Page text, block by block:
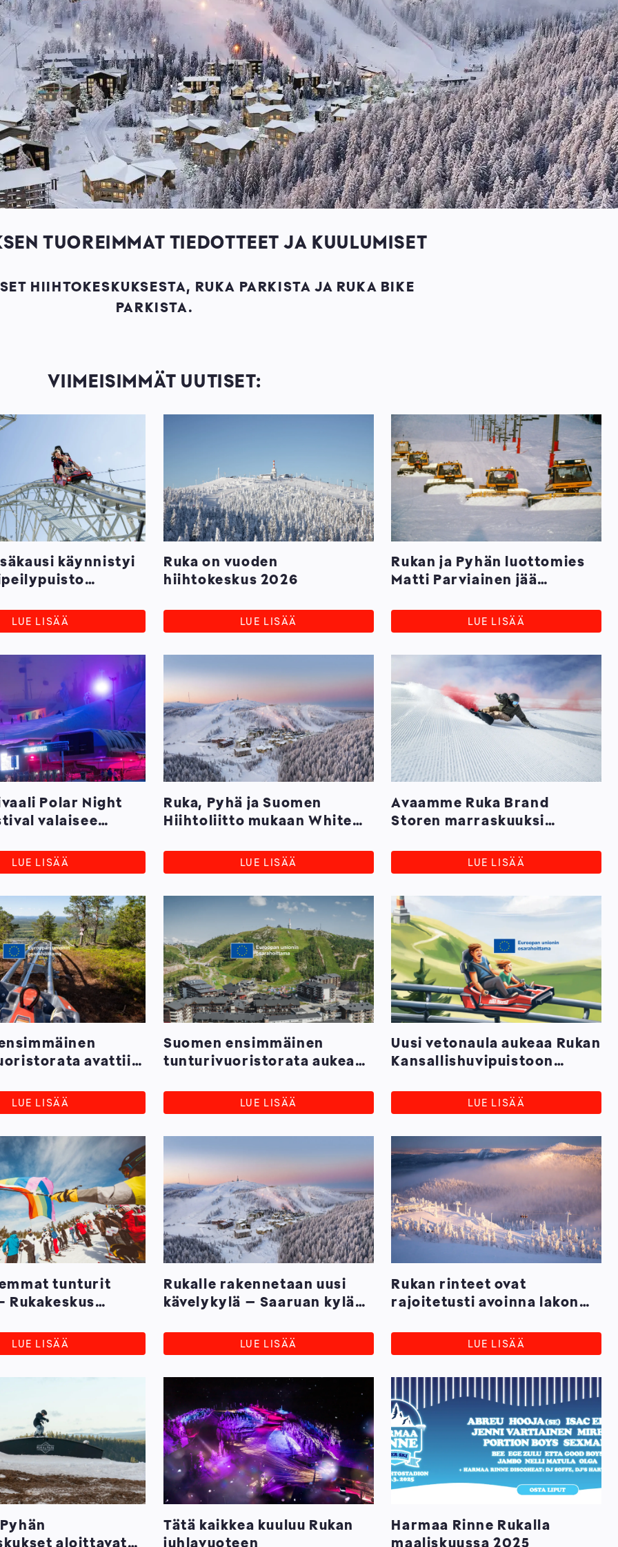
TUOREIMMAT TIEDOTTEET JA KUULUMISET
HIIHTOKESKUKSESTA, RUKA PARKISTA JA RUKA BIKE
PARKISTA.
VIIMEISIMMÄT UUTISET:
käynnistyi
LUE LISÄÄ
Ruka on vuoden
hiihtokeskus 2026
LUE LISÄÄ
Rukan ja Pyhän luottomies
Matti Parviainen jää
LUE LISÄÄ
Polar Night
valaisee
LUE LISÄÄ
Ruka, Pyhä ja Suomen
Hiihtoliitto mukaan White
vauhdittamaan kestävää
talviurheilua
LUE LISÄÄ
Avaamme Ruka Brand
Storen marraskuuksi
Mannerheimintielle
LUE LISÄÄ
avattiin
LUE LISÄÄ
Suomen ensimmäinen
tunturivuoristorata aukeaa
10-vuotiaat kyytiin
ilmaiseksi
LUE LISÄÄ
Uusi vetonaula aukeaa Rukan
Kansallishuvipuistoon
LUE LISÄÄ
tunturit
LUE LISÄÄ
Rukalle rakennetaan uusi
kävelykylä – Saaruan kylän
LUE LISÄÄ
Rukan rinteet ovat
rajoitetusti avoinna lakon
LUE LISÄÄ
aloittavat
Tätä kaikkea kuuluu Rukan
juhlavuoteen
Harmaa Rinne Rukalla
maaliskuussa 2025